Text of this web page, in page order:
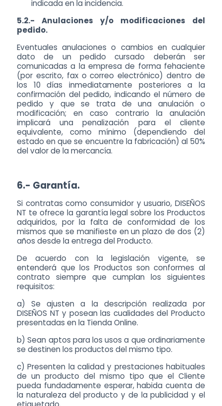
indicada en la incidencia.
5.2.- Anulaciones y/o modificaciones del
pedido.
Eventuales anulaciones o cambios en cualquier
dato de un pedido cursado deberán ser
comunicadas a la empresa de forma fehaciente
(por escrito, fax o correo electrónico) dentro de
los 10 días inmediatamente posteriores a la
confirmación del pedido, indicando el número de
pedido y que se trata de una anulación o
modificación; en caso contrario la anulación
implicará una penalización para el cliente
equivalente, como mínimo (dependiendo del
estado en que se encuentre la fabricación) al 50%
del valor de la mercancía.
6.- Garantía.
Si contratas como consumidor y usuario, DISEÑOS
NT te ofrece la garantía legal sobre los Productos
adquiridos, por la falta de conformidad de los
mismos que se manifieste en un plazo de dos (2)
años desde la entrega del Producto.
De acuerdo con la legislación vigente, se
entenderá que los Productos son conformes al
contrato siempre que cumplan los siguientes
requisitos:
a) Se ajusten a la descripción realizada por
DISEÑOS NT y posean las cualidades del Producto
presentadas en la Tienda Online.
b) Sean aptos para los usos a que ordinariamente
se destinen los productos del mismo tipo.
c) Presenten la calidad y prestaciones habituales
de un producto del mismo tipo que el Cliente
pueda fundadamente esperar, habida cuenta de
la naturaleza del producto y de la publicidad y el